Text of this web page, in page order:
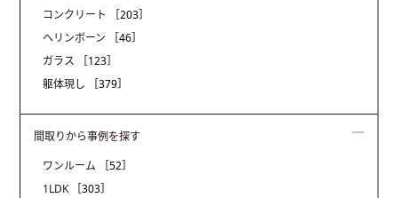
コンクリート
［203］
ヘリンボーン
［46］
ガラス
［123］
躯体現し
［379］
間取りから事例を探す
ワンルーム
［52］
1LDK
［303］